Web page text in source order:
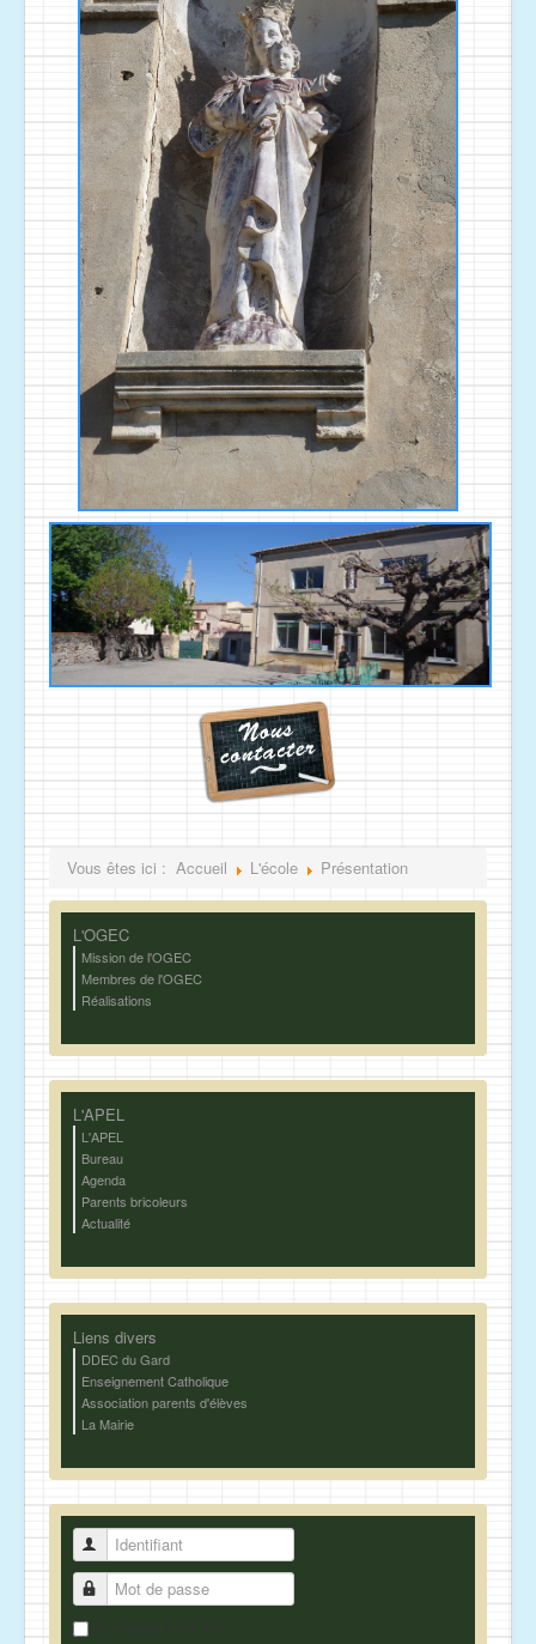
Vous êtes ici : Accueil L'école Présentation
L'OGEC
Mission de l'OGEC
Membres de l'OGEC
Réalisations
L'APEL
L'APEL
Bureau
Agenda
Parents bricoleurs
Actualité
Liens divers
DDEC du Gard
Enseignement Catholique
Association parents d'élèves
La Mairie
Identifiant
Mot de passe